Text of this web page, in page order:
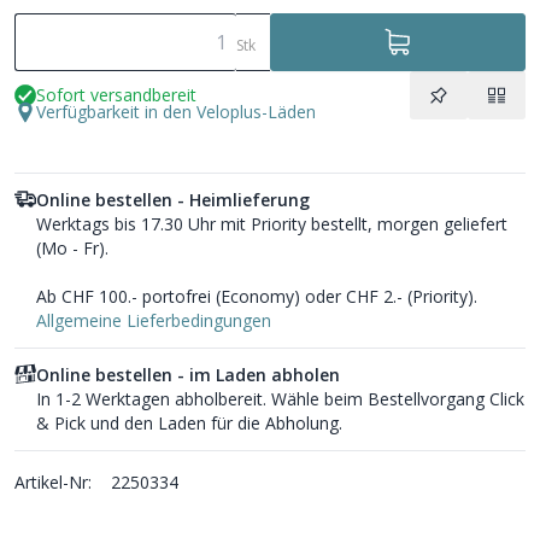
Stk
Sofort versandbereit
Verfügbarkeit in den Veloplus-Läden
Online bestellen - Heimlieferung
Werktags bis 17.30 Uhr mit Priority bestellt, morgen geliefert
(Mo - Fr).
Ab CHF 100.- portofrei (Economy) oder CHF 2.- (Priority).
Allgemeine Lieferbedingungen
Online bestellen - im Laden abholen
In 1-2 Werktagen abholbereit. Wähle beim Bestellvorgang Click
& Pick und den Laden für die Abholung.
Artikel-Nr: 2250334